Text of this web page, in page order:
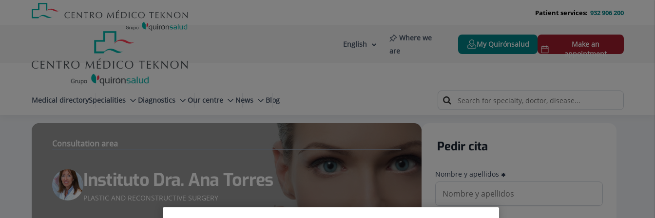
Jump to content
Menú
teléfono
932 906 200
Patient services:
Language
Active
English
Where we
are
My Quirónsalud
Make an
appointment
Medical directorySpecialities Diagnostics Our centre News
Blog
Consultation area
Instituto Dra. Ana Torres
PLASTIC AND RECONSTRUCTIVE SURGERY
Pedir cita
Nombre y apellidos